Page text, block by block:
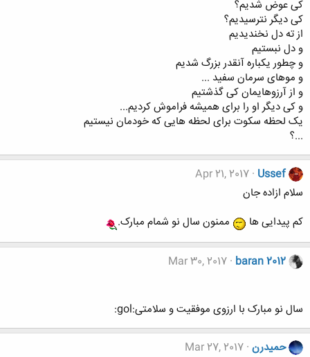
کی عوض شدیم؟
کی دیگر نترسیدیم؟
از ته دل نخندیدیم
و دل نبستیم
و چطور یکباره آنقدر بزرگ شدیم
و موهای سرمان سفید ...
و از آرزوهایمان کی گذشتیم
و کی دیگر او را برای همیشه فراموش کردیم...
یک لحظه سکوت برای لحظه هایی که خودمان نیستیم
...؟
Ussef
Apr 21, 2017
سلام ازاده جان
کم پیدایی ها
ممنون سال نو شمام مبارک.
baran 2012
Mar 30, 2017
سال نو مبارک با ارزوی موفقیت و سلامتی:gol:
حميدرن Mar 27, 2017